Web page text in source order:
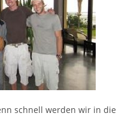
schnell werden wir in die